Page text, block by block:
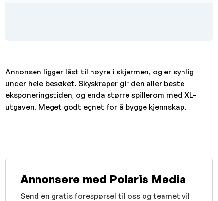
Annonsen ligger låst til høyre i skjermen, og er synlig
under hele besøket. Skyskraper gir den aller beste
eksponeringstiden, og enda større spillerom med XL-
utgaven. Meget godt egnet for å bygge kjennskap.
Annonsere med Polaris Media
Send en gratis forespørsel til oss og teamet vil